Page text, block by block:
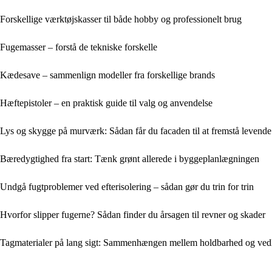
Forskellige værktøjskasser til både hobby og professionelt brug
Fugemasser – forstå de tekniske forskelle
Kædesave – sammenlign modeller fra forskellige brands
Hæftepistoler – en praktisk guide til valg og anvendelse
Lys og skygge på murværk: Sådan får du facaden til at fremstå levende
Bæredygtighed fra start: Tænk grønt allerede i byggeplanlægningen
Undgå fugtproblemer ved efterisolering – sådan gør du trin for trin
Hvorfor slipper fugerne? Sådan finder du årsagen til revner og skader
Tagmaterialer på lang sigt: Sammenhængen mellem holdbarhed og